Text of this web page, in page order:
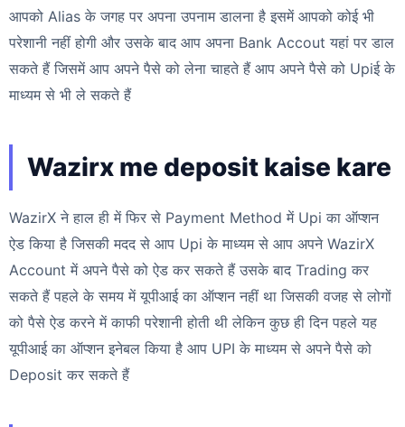
आपको Alias के जगह पर अपना उपनाम डालना है इसमें आपको कोई भी
परेशानी नहीं होगी और उसके बाद आप अपना Bank Accout यहां पर डाल
सकते हैं जिसमें आप अपने पैसे को लेना चाहते हैं आप अपने पैसे को Upiई के
माध्यम से भी ले सकते हैं
Wazirx me deposit kaise kare
WazirX ने हाल ही में फिर से Payment Method में Upi का ऑप्शन
ऐड किया है जिसकी मदद से आप Upi के माध्यम से आप अपने WazirX
Account में अपने पैसे को ऐड कर सकते हैं उसके बाद Trading कर
सकते हैं पहले के समय में यूपीआई का ऑप्शन नहीं था जिसकी वजह से लोगों
को पैसे ऐड करने में काफी परेशानी होती थी लेकिन कुछ ही दिन पहले यह
यूपीआई का ऑप्शन इनेबल किया है आप UPI के माध्यम से अपने पैसे को
Deposit कर सकते हैं